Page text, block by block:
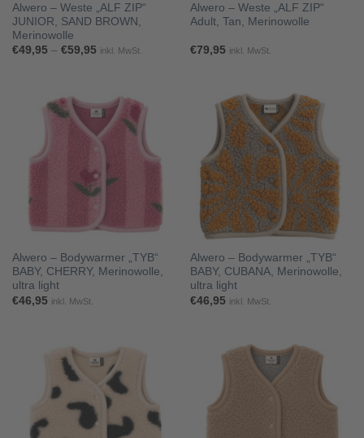
Alwero – Weste „ALF ZIP“
JUNIOR, SAND BROWN,
Merinowolle
€49,95 – €59,95Preisspanne:
inkl. MwSt.
Alwero – Weste „ALF ZIP“
Adult, Tan, Merinowolle
€79,95 inkl. MwSt.
Alwero – Bodywarmer „TYB“
BABY, CHERRY, Merinowolle,
ultra light
€46,95 inkl. MwSt.
Alwero – Bodywarmer „TYB“
BABY, CUBANA, Merinowolle,
ultra light
€46,95 inkl. MwSt.